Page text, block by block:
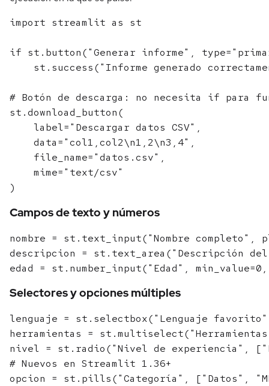
import streamlit as st
if st.button("Generar informe",
st.success("Informe generado
# Botón de descarga: no necesita if para
st.download_button(
    label="Descargar datos CSV",
    data="col1,col2\n1,2\n3,4",
    file_name="datos.csv",
    mime="text/csv"
Campos de texto y números
nombre = st.text_input("Nombre completo",
descripcion = st.text_area("Descripción
Selectores y opciones múltiples
lenguaje = st.selectbox("Lenguaje
herramientas =
nivel = st.radio("Nivel de experiencia",
# Nuevos en Streamlit 1.36+
opcion = st.pills("Categoría", ["Datos",